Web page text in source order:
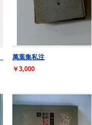
萬葉集私注
￥3,000